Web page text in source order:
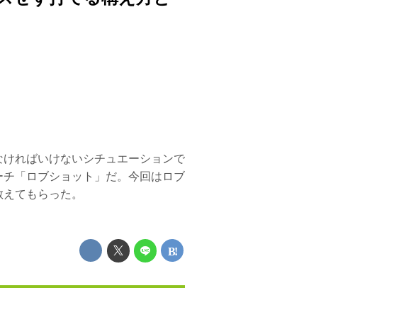
ればいけないシチュエーションで
「ロブショット」だ。今回はロブ
てもらった。